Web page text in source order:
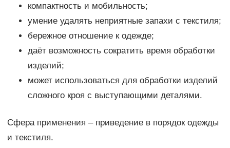
компактность и мобильность;
умение удалять неприятные запахи с текстиля;
бережное отношение к одежде;
даёт возможность сократить время обработки
изделий;
может использоваться для обработки изделий
сложного кроя с выступающими деталями.
Сфера применения – приведение в порядок одежды
и текстиля.